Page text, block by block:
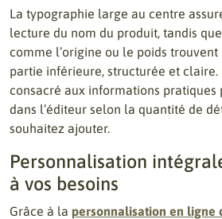
La typographie large au centre
lecture du nom du produit, tandis
comme l’origine ou le poids
partie inférieure, structurée et claire.
consacré aux informations pratiques
dans l’éditeur selon la quantité de
souhaitez ajouter.
Personnalisation
à vos besoins
Grâce à la personnalisation en ligne